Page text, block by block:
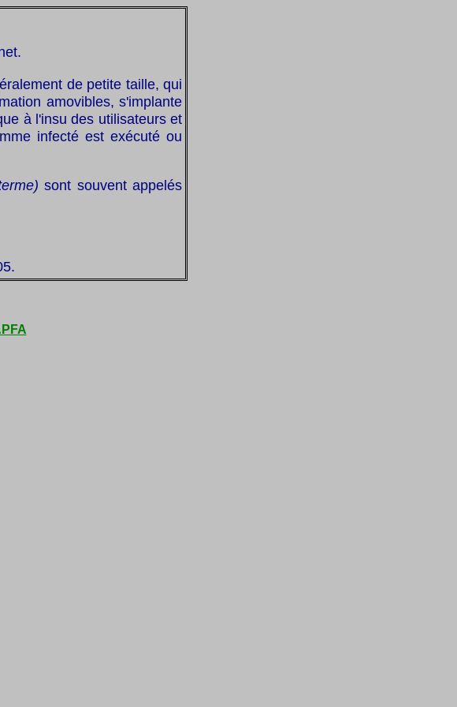
de petite taille, qui
amovibles, s'implante
à l'insu des utilisateurs et
infecté est exécuté ou
sont souvent appelés